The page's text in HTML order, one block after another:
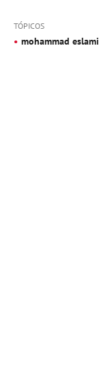
TÓPICOS
mohammad eslami